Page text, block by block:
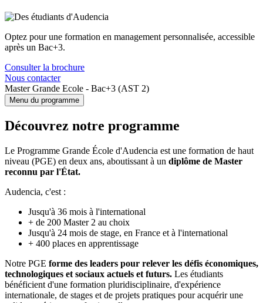
Optez pour une formation en management personnalisée, accessible
après un Bac+3.
Consulter la brochure
Nous contacter
Master Grande Ecole - Bac+3 (AST 2)
Menu du programme
Découvrez notre programme
Le Programme Grande École d'Audencia est une formation de haut
niveau (PGE) en deux ans, aboutissant à un diplôme de Master
reconnu par l'État.
Audencia, c'est :
Jusqu'à 36 mois à l'international
+ de 200 Master 2 au choix
Jusqu'à 24 mois de stage, en France et à l'international
+ 400 places en apprentissage
Notre PGE forme des leaders pour relever les défis économiques,
technologiques et sociaux actuels et futurs. Les étudiants
bénéficient d'une formation pluridisciplinaire, d'expérience
internationale, de stages et de projets pratiques pour acquérir une